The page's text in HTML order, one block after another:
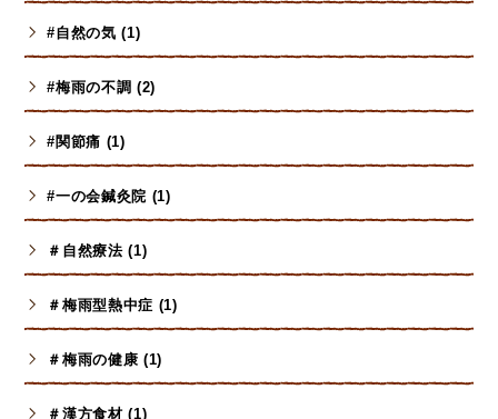
#自然の気 (1)
#梅雨の不調 (2)
#関節痛 (1)
#一の会鍼灸院 (1)
＃自然療法 (1)
＃梅雨型熱中症 (1)
＃梅雨の健康 (1)
＃漢方食材 (1)